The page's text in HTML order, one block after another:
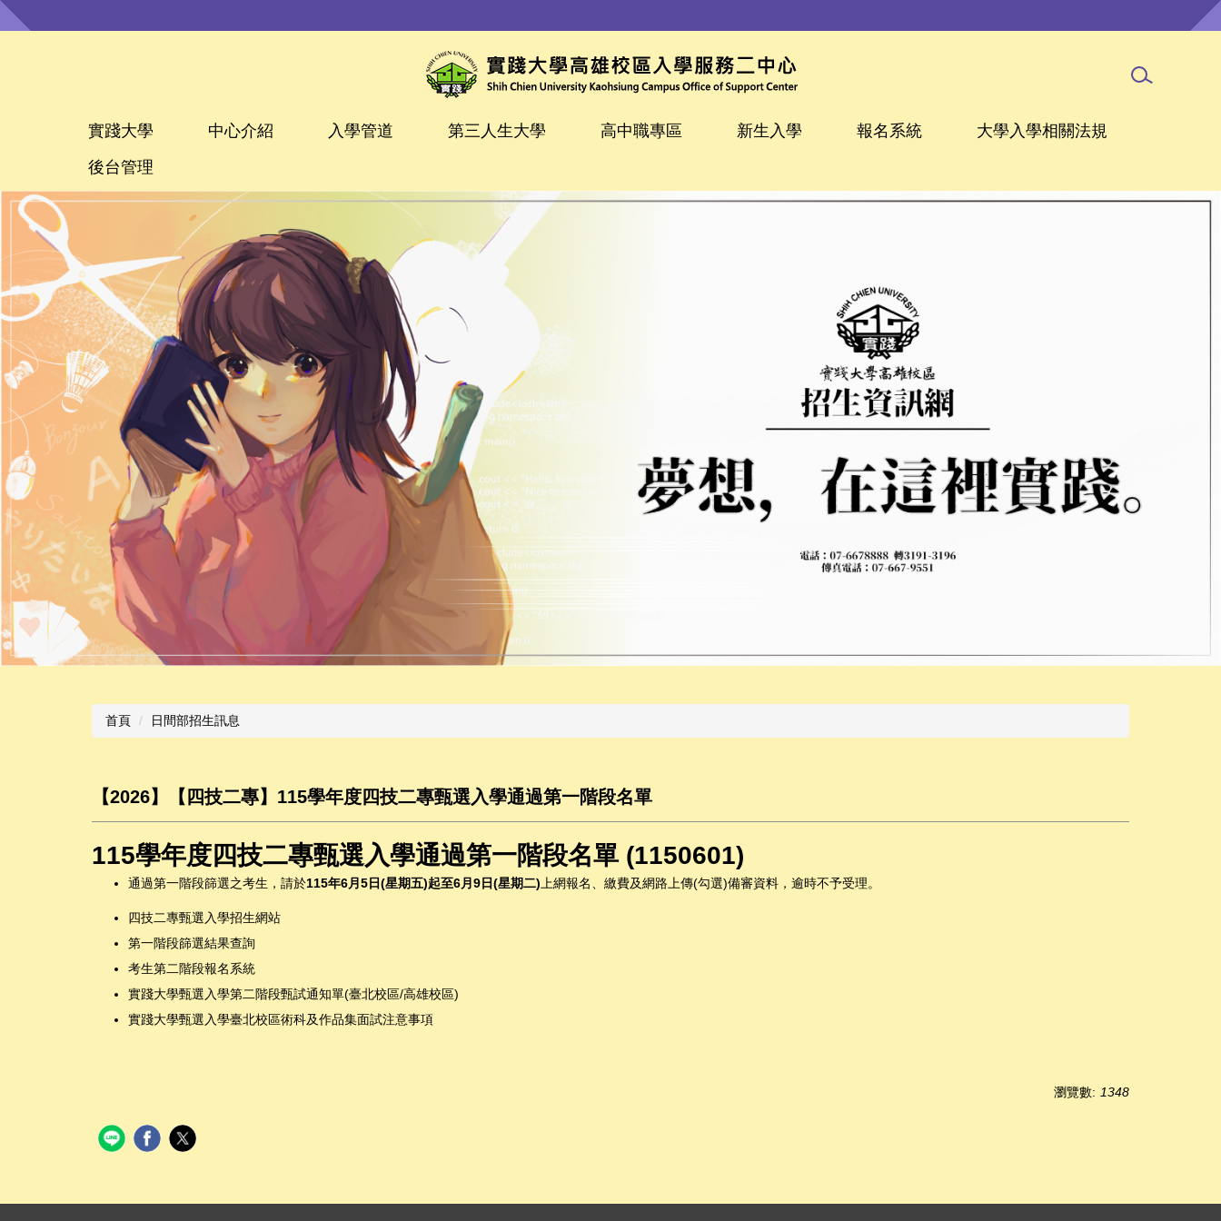
跳
到
實踐大學 中心介紹 入學管道 第三人生大學 高中職專區 新生入學 報名系統
大學入學相關法規
後台管理
首頁 日間部招生訊息
【2026】【四技二專】115學年度四技二專甄選入學通過第一階段名單
115學年度四技二專甄選入學通過第一階段名單 (1150601)
通過第一階段篩選之考生，請於115年6月 5日(星期五)起至6月 9日(星期二)上網報名、繳費及網路上傳(勾選)備審資料，逾時不予受理。
四技二專甄選入學招生網站
第一階段篩選結果查詢
考生第二階段報名系統
實踐大學甄選入學第二階段甄試通知單(臺北校區/高雄校區)
實踐大學甄選入學臺北校區術科及作品集面試注意事項
瀏覽數: 1348